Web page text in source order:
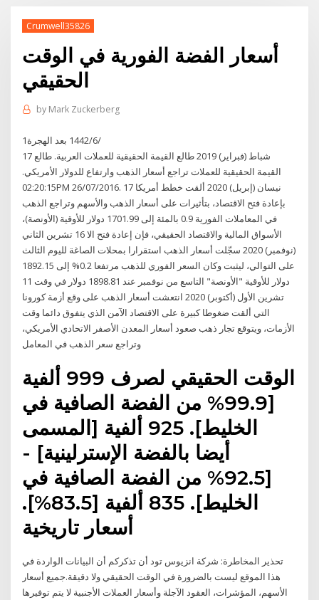
Crumwell35826
أسعار الفضة الفورية في الوقت
الحقيقي
by Mark Zuckerberg
1‏‏/6‏‏/1442 بعد الهجرة
17 شباط (فبراير) 2019 طالع القيمة الحقيقية للعملات العربية. طالع
القيمة الحقيقية للعملات تراجع أسعار الذهب وارتفاع للدولار الأمريكي.
02:20:15PM 26/07/2016. 17 نيسان (إبريل) 2020 ألقت خطط أمريكا
بإعادة فتح الاقتصاد، بتأثيرات على أسعار الذهب والأسهم وتراجع الذهب
في المعاملات الفورية 0.9 بالمئة إلى 1701.99 دولار للأوقية (الأونصة)،
الأسواق المالية والاقتصاد الحقيقي، فإن إعادة فتح الا 16 تشرين الثاني
(نوفمبر) 2020 سجّلت أسعار الذهب استقرارا بمحلات الصاغة لليوم الثالث
على التوالي، ليثبت وكان السعر الفوري للذهب مرتفعا 0.2% إلى 1892.15
دولار للأوقية "الأونصة" التاسع من نوفمبر عند 1898.81 دولار في وقت 11
تشرين الأول (أكتوبر) 2020 انتعشت أسعار الذهب على وقع أزمة كورونا
التي ألقت ضغوطا كبيرة على الاقتصاد الآمن الذي يتفوق دائما وقت
الأزمات، ويتوقع تجار ذهب صعود أسعار المعدن الأصفر الاتحادي الأمريكي،
وتراجع سعر الذهب في المعامل
الوقت الحقيقي لصرف 999 ألفية
[99.9% من الفضة الصافية في
الخليط]. 925 ألفية [المسمى
أيضا بالفضة الإسترلينية] -
[92.5% من الفضة الصافية في
الخليط]. 835 ألفية [83.5%].
أسعار تاريخية
تحذير المخاطرة: شركة انزيوس تود أن تذكركم أن البيانات الواردة في
هذا الموقع ليست بالضرورة في الوقت الحقيقي ولا دقيقة.جميع أسعار
الأسهم، المؤشرات، العقود الآجلة وأسعار العملات الأجنبية لا يتم توفيرها